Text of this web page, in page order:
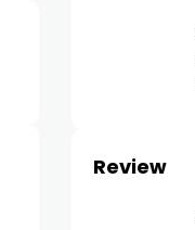
Review